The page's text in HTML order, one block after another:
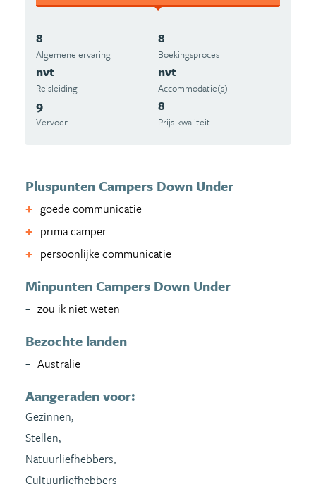
8
Algemene ervaring
8
Boekingsproces
nvt
Reisleiding
nvt
Accommodatie(s)
9
Vervoer
8
Prijs-kwaliteit
Pluspunten Campers Down Under
goede communicatie
prima camper
persoonlijke communicatie
Minpunten Campers Down Under
zou ik niet weten
Bezochte landen
Australie
Aangeraden voor:
Gezinnen,
Stellen,
Natuurliefhebbers,
Cultuurliefhebbers